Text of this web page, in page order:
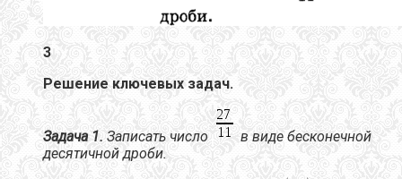
3
Решение ключевых задач.
Задача 1. Записать число
в виде бесконечной
десятичной дроби.